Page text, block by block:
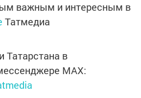
важным и интересным в
Татмедиа
Татарстана в
MАХ: